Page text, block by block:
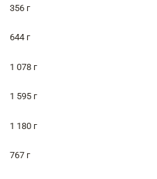
356 г
644 г
1 078 г
1 595 г
1 180 г
767 г